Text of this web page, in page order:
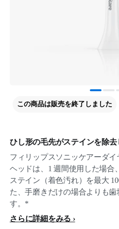
ひし形の毛先がステインを除
フィリップスソニッケアーダ
ヘッドは、1 週間使用した場合
ステイン（着色汚れ）を最大
た、手磨きだけの場合よりも歯
す。*
さらに詳細をみる
この商品は販売を終了しました